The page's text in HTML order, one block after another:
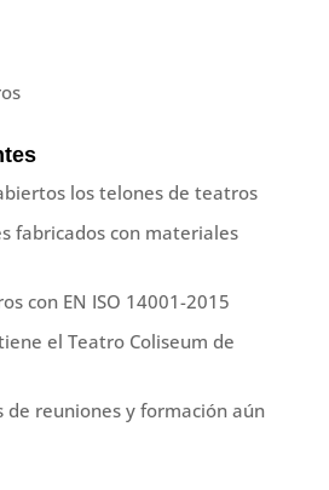
los telones de teatros
fabricados con materiales
con EN ISO 14001-2015
el Teatro Coliseum de
de reuniones y formación aún